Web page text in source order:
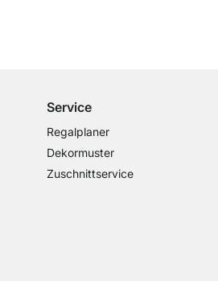
Service
Regalplaner
Dekormuster
Zuschnittservice